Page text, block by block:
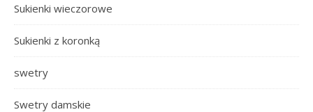
Sukienki wieczorowe
Sukienki z koronką
swetry
Swetry damskie